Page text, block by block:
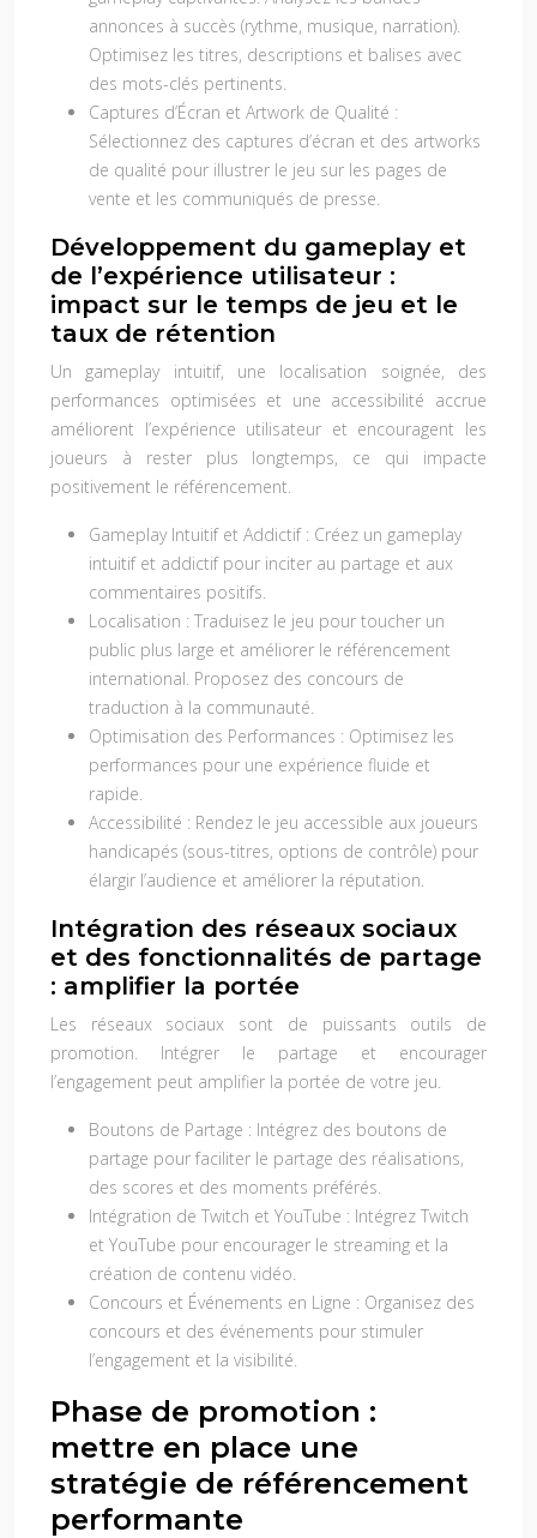
annonces à succès (rythme, musique, narration).
Optimisez les titres, descriptions et balises avec
des mots-clés pertinents.
Captures d’Écran et Artwork de Qualité :
Sélectionnez des captures d’écran et des artworks
de qualité pour illustrer le jeu sur les pages de
vente et les communiqués de presse.
Développement du gameplay et
de l’expérience utilisateur :
impact sur le temps de jeu et le
taux de rétention
Un gameplay intuitif, une localisation soignée, des
performances optimisées et une accessibilité accrue
améliorent l’expérience utilisateur et encouragent les
joueurs à rester plus longtemps, ce qui impacte
positivement le référencement.
Gameplay Intuitif et Addictif : Créez un gameplay
intuitif et addictif pour inciter au partage et aux
commentaires positifs.
Localisation : Traduisez le jeu pour toucher un
public plus large et améliorer le référencement
international. Proposez des concours de
traduction à la communauté.
Optimisation des Performances : Optimisez les
performances pour une expérience fluide et
rapide.
Accessibilité : Rendez le jeu accessible aux joueurs
handicapés (sous-titres, options de contrôle) pour
élargir l’audience et améliorer la réputation.
Intégration des réseaux sociaux
et des fonctionnalités de partage
: amplifier la portée
Les réseaux sociaux sont de puissants outils de
promotion. Intégrer le partage et encourager
l’engagement peut amplifier la portée de votre jeu.
Boutons de Partage : Intégrez des boutons de
partage pour faciliter le partage des réalisations,
des scores et des moments préférés.
Intégration de Twitch et YouTube : Intégrez Twitch
et YouTube pour encourager le streaming et la
création de contenu vidéo.
Concours et Événements en Ligne : Organisez des
concours et des événements pour stimuler
l’engagement et la visibilité.
Phase de promotion :
mettre en place une
stratégie de référencement
performante